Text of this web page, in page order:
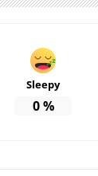
Sleepy
0%